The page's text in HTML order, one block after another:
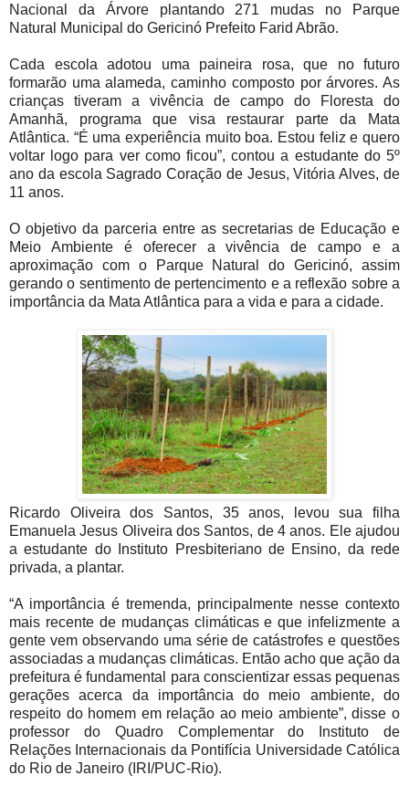
Nacional da Árvore plantando 271 mudas no Parque
Natural Municipal do Gericinó Prefeito Farid Abrão.
Cada escola adotou uma paineira rosa, que no futuro
formarão uma alameda, caminho composto por árvores. As
crianças tiveram a vivência de campo do Floresta do
Amanhã, programa que visa restaurar parte da Mata
Atlântica. “É uma experiência muito boa. Estou feliz e quero
voltar logo para ver como ficou”, contou a estudante do 5º
ano da escola Sagrado Coração de Jesus, Vitória Alves, de
11 anos.
O objetivo da parceria entre as secretarias de Educação e
Meio Ambiente é oferecer a vivência de campo e a
aproximação com o Parque Natural do Gericinó, assim
gerando o sentimento de pertencimento e a reflexão sobre a
importância da Mata Atlântica para a vida e para a cidade.
Ricardo Oliveira dos Santos, 35 anos, levou sua filha
Emanuela Jesus Oliveira dos Santos, de 4 anos. Ele ajudou
a estudante do Instituto Presbiteriano de Ensino, da rede
privada, a plantar.
“A importância é tremenda, principalmente nesse contexto
mais recente de mudanças climáticas e que infelizmente a
gente vem observando uma série de catástrofes e questões
associadas a mudanças climáticas. Então acho que ação da
prefeitura é fundamental para conscientizar essas pequenas
gerações acerca da importância do meio ambiente, do
respeito do homem em relação ao meio ambiente”, disse o
professor do Quadro Complementar do Instituto de
Relações Internacionais da Pontifícia Universidade Católica
do Rio de Janeiro (IRI/PUC-Rio).